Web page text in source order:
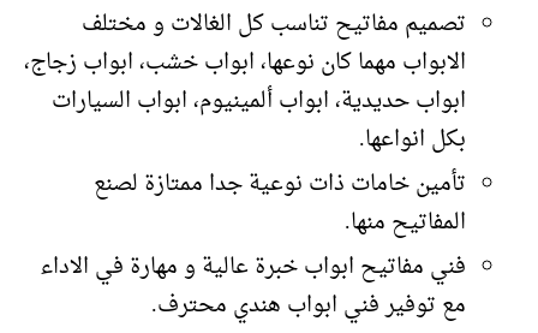
تصميم مفاتيح تناسب كل الغالات و مختلف
الابواب مهما كان نوعها، ابواب خشب، ابواب زجاج،
ابواب حديدية، ابواب ألمينيوم، ابواب السيارات
بكل انواعها.
تأمين خامات ذات نوعية جدا ممتازة لصنع
المفاتيح منها.
فني مفاتيح ابواب خبرة عالية و مهارة في الاداء
مع توفير فني ابواب هندي محترف.